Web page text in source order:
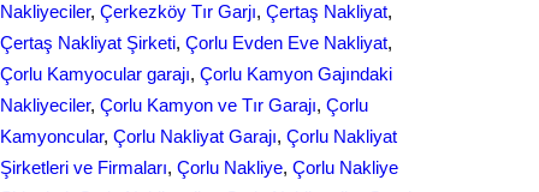
k
n
Nakliyeciler, Çerkezköy Tır Garjı, Çertaş Nakliyat
Çertaş Nakliyat Şirketi, Çorlu Evden Eve Nakliyat
Çorlu Kamyocular garajı, Çorlu Kamyon Gajındaki
Nakliyeciler, Çorlu Kamyon ve Tır Garajı, Çorlu
Kamyoncular, Çorlu Nakliyat Garajı, Çorlu Nakliyat
Şirketleri ve Firmaları, Çorlu Nakliye, Çorlu Nakliye